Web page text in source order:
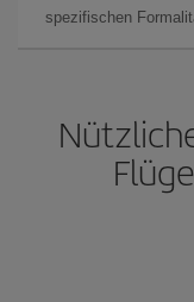
spezifischen